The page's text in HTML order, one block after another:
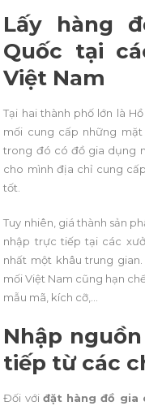
Lấy hàng
Quốc tại
Việt Nam
Tại hai thành phố lớn là
mối cung cấp những
trong đó có đồ gia dụng
cho mình địa chỉ cung
tốt.
Tuy nhiên, giá thành sản
nhập trực tiếp tại các
nhất một khâu trung
mối Việt Nam cũng hạn
mẫu mã, kích cỡ,…
Nhập
tiếp từ các
Đối với đặt hàng đồ gia